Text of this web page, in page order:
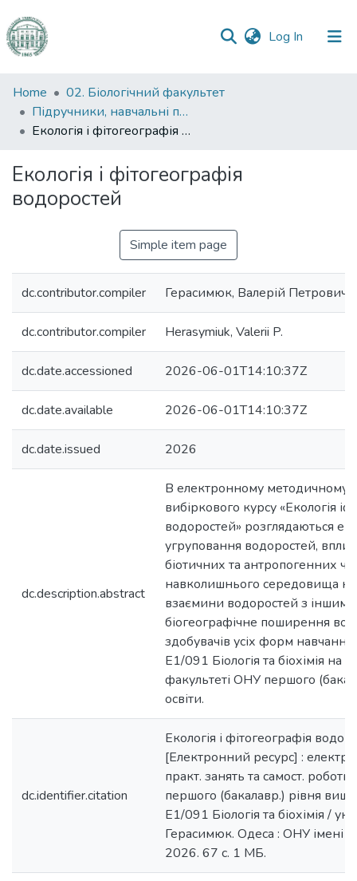
Log In (current)
Communities
&
Collections
Statistics
Home
02. Біологічний факультет
Підручники, навчальні посібники та інші науково- та навчально-методичні праці БФ
Екологія і фітогеографія водоростей
Екологія і фітогеографія
водоростей
Simple item page
dc.contributor.compiler Герасимюк, Валерій Петрович
dc.contributor.compiler Herasymiuk, Valerii P.
dc.date.accessioned 2026-06-01T14:10:37Z
dc.date.available 2026-06-01T14:10:37Z
dc.date.issued 2026
dc.description.abstract
В електронному методичному
вибіркового курсу «Екологія
водоростей» розглядаються
угруповання водоростей,
біотичних та антропогенних
навколишнього середовища на
взаємини водоростей з
біогеографічне поширення
здобувачів усіх форм навчання
Е1/091 Біологія та біохімія на
факультеті ОНУ першого
освіти.
dc.identifier.citation
Екологія і фітогеографія
[Eлектронний ресурс] :
практ. занять та самост. роботи
першого (бакалавр.) рівня вищ.
Е1/091 Біологія та біохімія /
Герасимюк. Одеса : ОНУ імені І.
2026. 67 с. 1 МБ.